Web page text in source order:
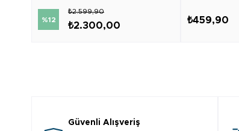
%12
₺2.300,00
₺2.599,90
₺459,90
Güvenli Alışveriş